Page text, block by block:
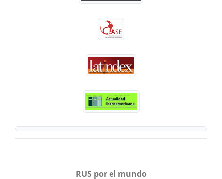
RUS por el mundo